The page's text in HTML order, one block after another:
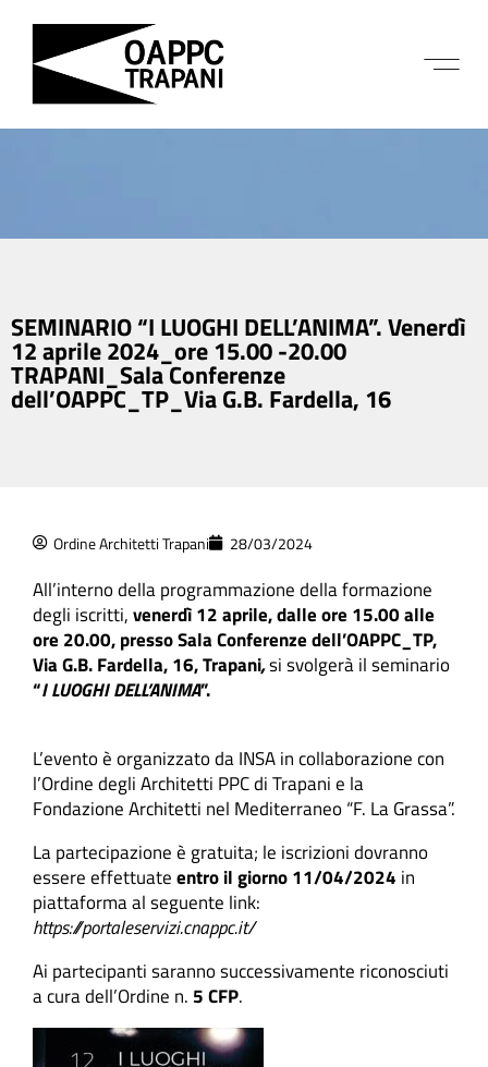
SEMINARIO “I LUOGHI DELL’ANIMA”. Venerdì
12 aprile 2024_ore 15.00 -20.00
TRAPANI_Sala Conferenze
dell’OAPPC_TP_Via G.B. Fardella, 16
Ordine Architetti Trapani 28/03/2024
All’interno della programmazione della formazione
degli iscritti,venerdì 12 aprile, dalle ore 15.00 alle
ore 20.00, presso Sala Conferenze dell’OAPPC_TP,
Via G.B. Fardella, 16, Trapani,si svolgerà il seminario
“I LUOGHI DELL’ANIMA”.
L’evento è organizzato da INSA in collaborazione con
l’Ordine degli Architetti PPC di Trapani e la
Fondazione Architetti nel Mediterraneo “F. La Grassa”.
La partecipazione è gratuita; le iscrizioni dovranno
essere effettuateentro il giorno 11/04/2024 in
piattaforma al seguente link:
https://portaleservizi.cnappc.it/
Ai partecipanti saranno successivamente riconosciuti
a cura dell’Ordine n. 5 CFP.